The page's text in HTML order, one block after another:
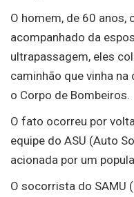
O homem, de 60
acompanhado da
ultrapassagem, eles
caminhão que vinha
o Corpo de Bombeiros.
O fato ocorreu por
equipe do ASU (Auto
acionada por um
O socorrista do SAMU